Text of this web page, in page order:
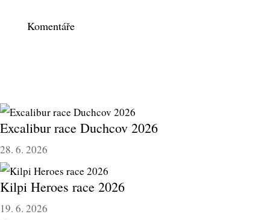
Komentáře
Excalibur race Duchcov 2026
28. 6. 2026
Kilpi Heroes race 2026
19. 6. 2026